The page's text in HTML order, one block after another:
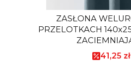
ZASŁONA
PRZELOTKACH
Cena
41,25 zł